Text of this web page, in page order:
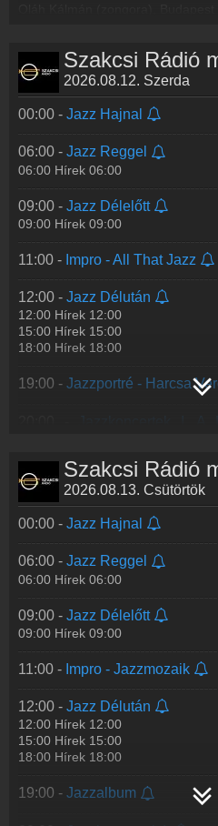
2. Images for Jaz...Tovább >>
20:00 -Jazzkoncertek I. Az
koncertje
Tagjai: Ambrose Akinmusire
Harish Raghavan (bőgő), Justin
...Tovább >>
21:30 -Jazzkoncertek II. A
Quintet koncertje
Tagjai: Hárs Róza (ének), Nagy
Sándor...Tovább >>
23:00 -Jazzlabor
2026.08.12. Szerda
00:00 - Jazz Hajnal
06:00 - Jazz Reggel
06:00 Hírek 06:00
09:00 - Jazz Délelőtt
09:00 Hírek 09:00
11:00 - Impro - All That Jazz
12:00 - Jazz Délután
12:00 Hírek 12:00
15:00 Hírek 15:00
18:00 Hírek 18:00
19:00 - Jazzportré - Harcsa
I. A Kéknyúl Hammond Band
Tagjai: Andrew Hefler (ének),
orgona), Csókás Zsolt (gitár),
Tovább >>
21:30 - Jazzkoncertek II. A
A Snétberger Trió koncertje
Baron (dob)
Km.: Balogh Máté
23:00 - Jazzlabor
2026.08.13. Csütörtök
00:00 - Jazz Hajnal
06:00 - Jazz Reggel
06:00 Hírek 06:00
09:00 - Jazz Délelőtt
09:00 Hírek 09:00
11:00 - Impro - Jazzmozaik
12:00 - Jazz Délután
12:00 Hírek 12:00
15:00 Hírek 15:00
18:00 Hírek 18:00
19:00 - Jazzalbum